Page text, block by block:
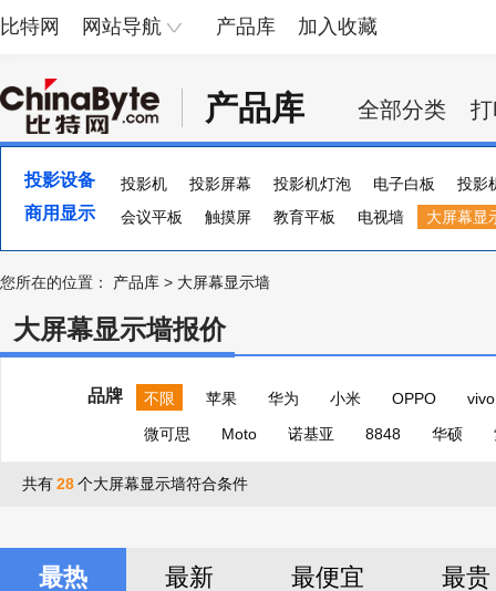
比特网 网站导航 产品库 加入收藏
产品库 全部分类
投影设备 投影机 投影屏幕 投影机灯泡 电子白板 投影
商用显示 会议平板 触摸屏 教育平板 电视墙 大屏幕显
您所在的位置： 产品库 > 大屏幕显示墙
大屏幕显示墙报价
品牌 不限 苹果 华为 小米 OPPO
vivo
微可思
Moto 诺基亚 8848 华硕
共有28个大屏幕显示墙符合条件
最热 最新 最便宜 最贵